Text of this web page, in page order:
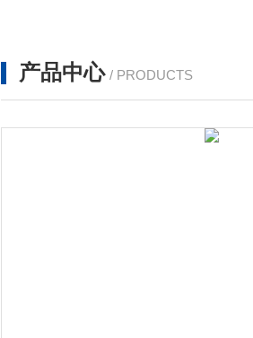
产品中心 / PRODUCTS